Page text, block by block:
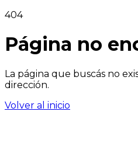
404
Página no
La página que buscás no
dirección.
Volver al inicio